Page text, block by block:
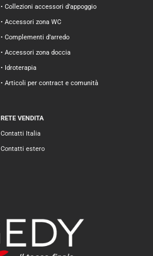
• Collezioni accessori d’appoggio
• Accessori zona WC
• Complementi d’arredo
• Accessori zona doccia
• Idroterapia
• Articoli per contract e comunità
RETE VENDITA
Contatti Italia
Contatti estero